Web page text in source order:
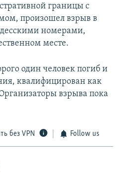
границы с
произошел взрыв в
номерами,
месте.
один человек погиб и
квалифицирован как
взрыва пока
без VPN Follow us